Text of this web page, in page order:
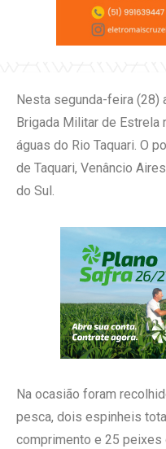
Nesta segunda-feira (28)
Brigada Militar de Estrela
águas do Rio Taquari. O
de Taquari, Venâncio
do Sul.
Na ocasião foram
pesca, dois espinheis
comprimento e 25 peixes